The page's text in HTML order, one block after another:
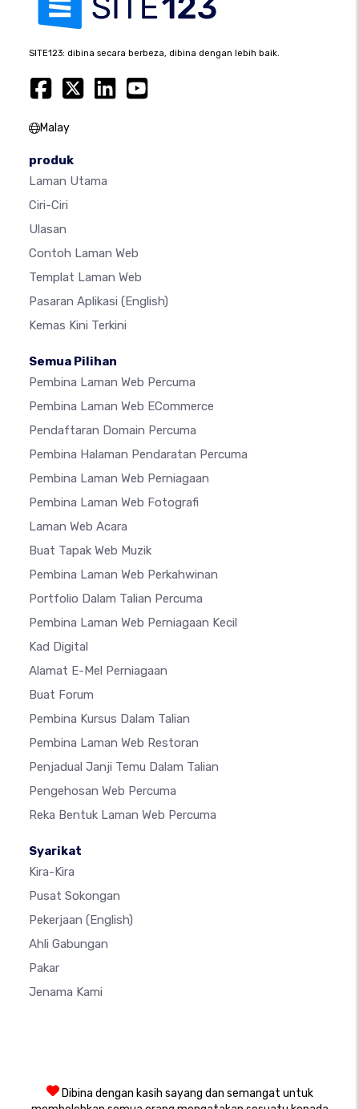
SITE123: dibina secara berbeza, dibina dengan lebih baik.
Malay
produk
Laman Utama
Ciri-Ciri
Ulasan
Contoh Laman Web
Templat Laman Web
Pasaran Aplikasi (English)
Kemas Kini Terkini
Semua Pilihan
Pembina Laman Web Percuma
Pembina Laman Web ECommerce
Pendaftaran Domain Percuma
Pembina Halaman Pendaratan Percuma
Pembina Laman Web Perniagaan
Pembina Laman Web Fotografi
Laman Web Acara
Buat Tapak Web Muzik
Pembina Laman Web Perkahwinan
Portfolio Dalam Talian Percuma
Pembina Laman Web Perniagaan Kecil
Kad Digital
Alamat E-Mel Perniagaan
Buat Forum
Pembina Kursus Dalam Talian
Pembina Laman Web Restoran
Penjadual Janji Temu Dalam Talian
Pengehosan Web Percuma
Reka Bentuk Laman Web Percuma
Syarikat
Kira-Kira
Pusat Sokongan
Pekerjaan (English)
Ahli Gabungan
Pakar
Jenama Kami
Dibina dengan kasih sayang dan semangat untuk